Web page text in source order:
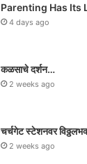
Parenting Has Its
4 days ago
कळसाचे दर्शन…
2 weeks ago
चर्चगेट स्टेशनवर
2 weeks ago